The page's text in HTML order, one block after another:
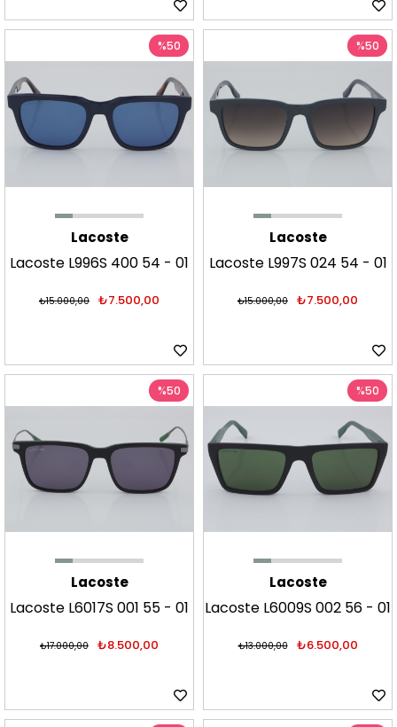
Lacoste
Lacoste L996S 400 54 - 01
Güneş Gözlüğü
₺7.500,00
₺15.000,00
%50
Lacoste
Lacoste L997S 024 54 - 01
Güneş Gözlüğü
₺7.500,00
₺15.000,00
%50
Lacoste
Lacoste L6017S 001 55 - 01
Güneş Gözlüğü
₺8.500,00
₺17.000,00
%50
Lacoste
Lacoste L6009S 002 56 - 01
Güneş Gözlüğü
₺6.500,00
₺13.000,00
%50